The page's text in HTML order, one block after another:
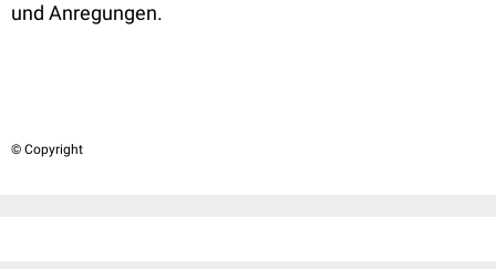
und Anregungen.
© Copyright